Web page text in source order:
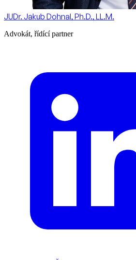
JUDr. Jakub Dohnal, Ph.D., LL.M.
Advokát, řídící partner